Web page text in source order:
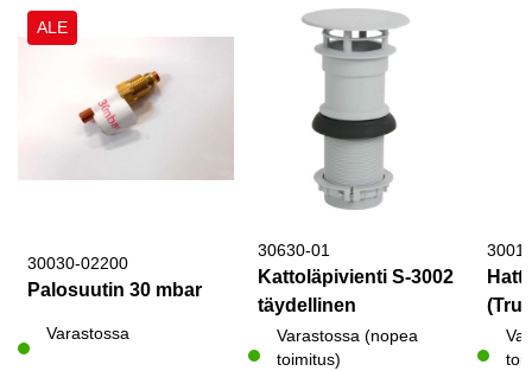
ALE
30030-02200
Palosuutin 30 mbar
Varastossa
30630-01
Kattoläpivienti S-3002
täydellinen
Varastossa (nopea
toimitus)